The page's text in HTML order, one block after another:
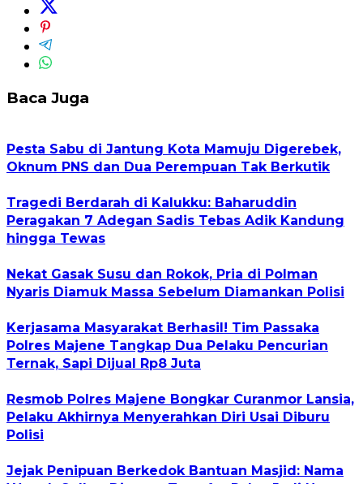
Baca Juga
Pesta Sabu di Jantung Kota Mamuju Digerebek,
Oknum PNS dan Dua Perempuan Tak Berkutik
Tragedi Berdarah di Kalukku: Baharuddin
Peragakan 7 Adegan Sadis Tebas Adik Kandung
hingga Tewas
Nekat Gasak Susu dan Rokok, Pria di Polman
Nyaris Diamuk Massa Sebelum Diamankan Polisi
Kerjasama Masyarakat Berhasil! Tim Passaka
Polres Majene Tangkap Dua Pelaku Pencurian
Ternak, Sapi Dijual Rp8 Juta
Resmob Polres Majene Bongkar Curanmor Lansia,
Pelaku Akhirnya Menyerahkan Diri Usai Diburu
Polisi
Jejak Penipuan Berkedok Bantuan Masjid: Nama